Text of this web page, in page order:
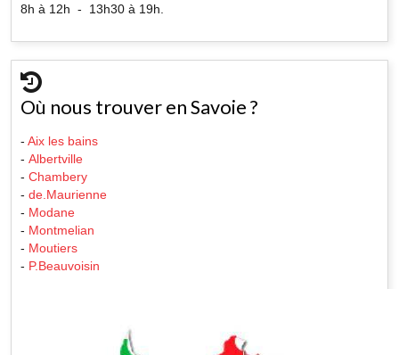
8h à 12h - 13h30 à 19h.
Où nous trouver en Savoie ?
- Aix les bains
- Albertville
- Chambery
- de.Maurienne
- Modane
- Montmelian
- Moutiers
- P.Beauvoisin